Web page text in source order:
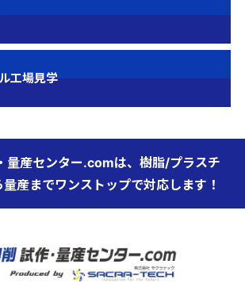
工場見学
量産センター.comは、樹脂/プラスチ
産までワンストップで対応します！